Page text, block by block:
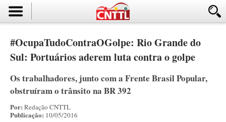
#OcupaTudoContraOGolpe: Rio Grande do
Sul: Portuários aderem luta contra o golpe
Os trabalhadores, junto com a Frente Brasil Popular,
obstruíram o trânsito na BR 392
Por: Redação CNTTL
Publicação: 10/05/2016